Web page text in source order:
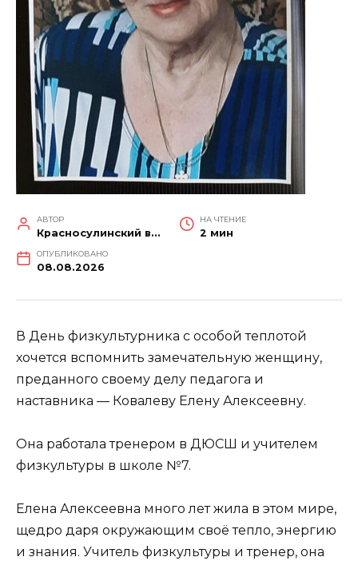
АВТОР
Красносулинский вестник
НА ЧТЕНИЕ
2 мин
ОПУБЛИКОВАНО
08.08.2026
В День физкультурника с особой теплотой
хочется вспомнить замечательную женщину,
преданного своему делу педагога и
наставника — Ковалеву Елену Алексеевну.
Она работала тренером в ДЮСШ и учителем
физкультуры в школе №7.
Елена Алексеевна много лет жила в этом мире,
щедро даря окружающим своё тепло, энергию
и знания. Учитель физкультуры и тренер, она